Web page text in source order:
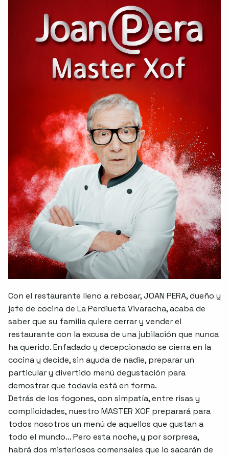
Con el restaurante lleno a rebosar, JOAN PERA, dueño y
jefe de cocina de La Perdiueta Vivaracha, acaba de
saber que su familia quiere cerrar y vender el
restaurante con la excusa de una jubilación que nunca
ha querido. Enfadado y decepcionado se cierra en la
cocina y decide, sin ayuda de nadie, preparar un
particular y divertido menú degustación para
demostrar que todavía está en forma.
Detrás de los fogones, con simpatía, entre risas y
complicidades, nuestro MASTER XOF preparará para
todos nosotros un menú de aquellos que gustan a
todo el mundo… Pero esta noche, y por sorpresa,
habrá dos misteriosos comensales que lo sacarán de